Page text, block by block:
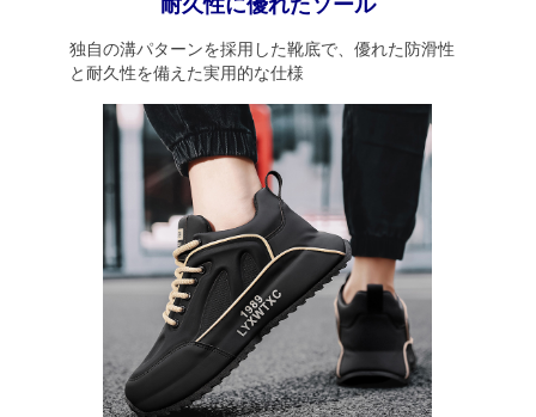
耐久性に優れたソール
独自の溝パターンを採用した靴底で、優れた防滑性
と耐久性を備えた実用的な仕様